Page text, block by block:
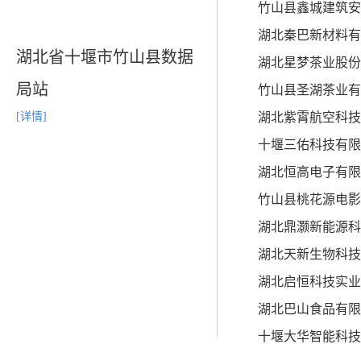
湖北省十堰市竹山县数据
局站
[详情]
竹山县鑫城建筑
湖北秦巴新材料
湖北星梦茶业股
竹山县圣湖茶业
湖北紫霄航空科
十堰三佑科技有
湖北恒高电子有
竹山县桃花源电
湖北鼎灏新能源
湖北天新生物科
湖北启恒科技实
湖北巴山食品有
十堰大华智能科